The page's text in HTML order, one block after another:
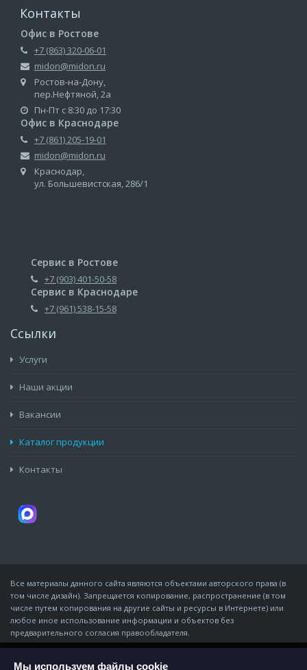
Контакты
Офис в Ростове
+7 (863) 320-06-01
midon@midon.ru
Ростов-на-Дону,
пер.Нефтяной, 2а
Пн-Пт с 8:30 до 17:30
Офис в Краснодаре
+7 (861) 205-19-01
midon@midon.ru
Краснодар,
ул. Большевистская, 286/1
Сервис в Ростове
+7 (903) 401-50-58
Сервис в Краснодаре
+7 (961) 538-15-58
Ссылки
Услуги
Наши акции
Вакансии
Каталог продукции
Контакты
Все материалы данного сайта являются объектами авторского права (в
том числе дизайн). Запрещается копирование, распространение (в том
числе путем копирования на другие сайты и ресурсы в Интернете) или
любое иное использование информации и объектов без
предварительного согласия правообладателя.
© Компания «Мидон», 2007 - 09 августа 2026
ИП Золотарёв Владимир Владимирович · ИНН 611343965168 · ОГРНИП
На этом веб-сайте используются файлы
Мы используем файлы cookie